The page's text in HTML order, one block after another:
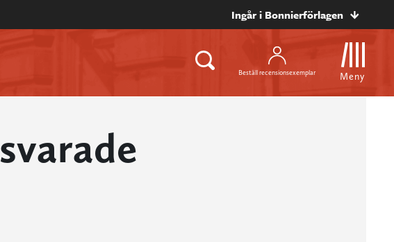
Ingår i Bonnierförlagen
Beställ recensionsexemplar Meny